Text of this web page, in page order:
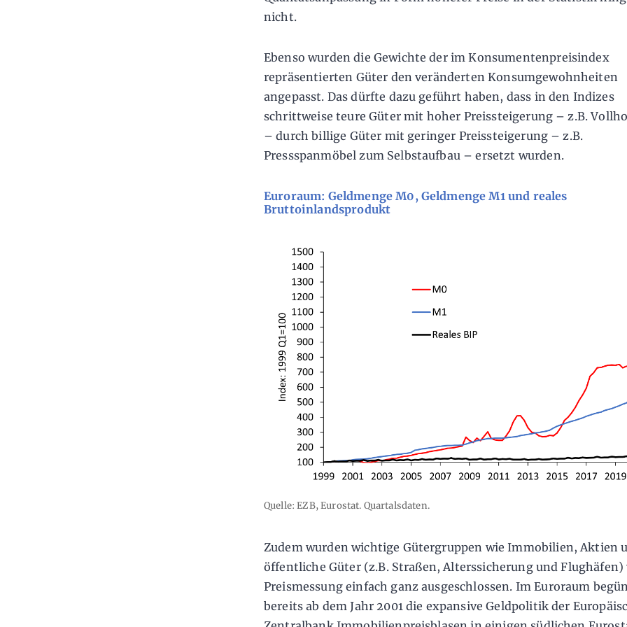
nicht.
Ebenso wurden die Gewichte der im Konsumentenpreisindex
repräsentierten Güter den veränderten Konsumgewohnheiten
angepasst. Das dürfte dazu geführt haben, dass in den Indizes
schrittweise teure Güter mit hoher Preissteigerung – z.B.
– durch billige Güter mit geringer Preissteigerung – z.B.
Pressspanmöbel zum Selbstaufbau – ersetzt wurden.
Euroraum: Geldmenge M0, Geldmenge M1 und reales
Bruttoinlandsprodukt
Quelle: EZB, Eurostat. Quartalsdaten.
Zudem wurden wichtige Gütergruppen wie Immobilien, Aktien
öffentliche Güter (z.B. Straßen, Alterssicherung und Flughäfen)
Preismessung einfach ganz ausgeschlossen. Im Euroraum
bereits ab dem Jahr 2001 die expansive Geldpolitik der